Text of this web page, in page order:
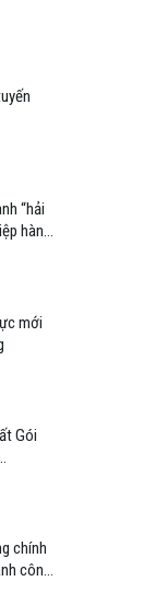
“hải
hàng
mới
Gói
hải
chính
công